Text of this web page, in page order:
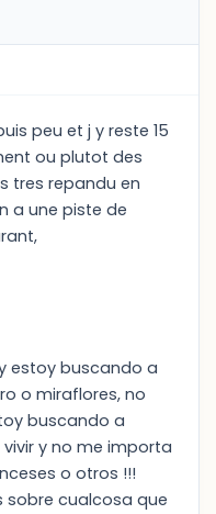
peu et j y reste 15
ou plutot des
tres repandu en
a une piste de
estoy buscando a
o miraflores, no
buscando a
y no me importa
o otros !!!
sobre cualcosa que